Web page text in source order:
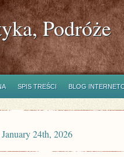
Podróże
SPIS TREŚCI BLOG
24th, 2026